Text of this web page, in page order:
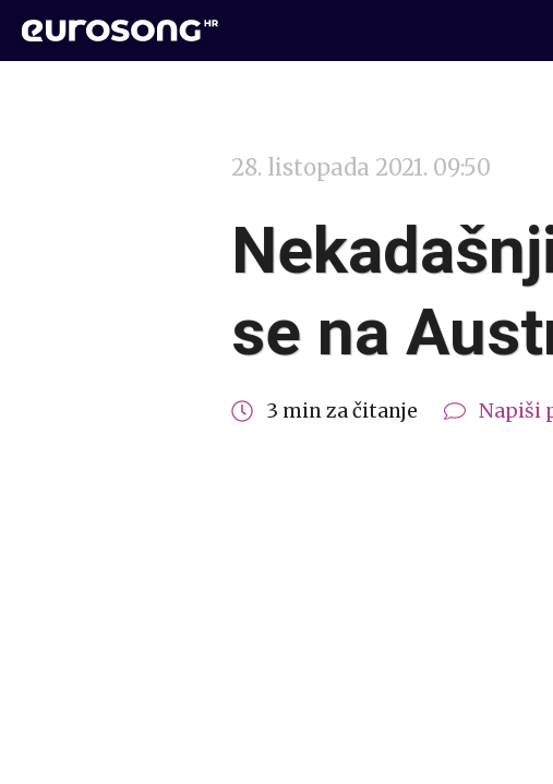
28. listopada 2021. 09:50
se na
3 min za čitanje Napiši